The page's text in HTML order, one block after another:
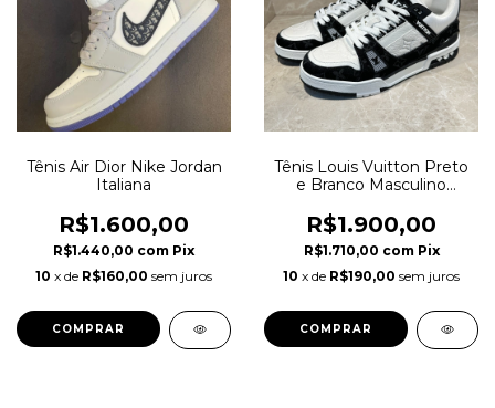
Tênis Air Dior Nike Jordan
Italiana
R$1.600,00
R$1.440,00 com Pix
10 x de R$160,00 sem juros
COMPRAR
Tênis Louis Vuitton Preto
e Branco Masculino
R$1.900,00
R$1.710,00 com Pix
10 x de R$190,00 sem juros
COMPRAR